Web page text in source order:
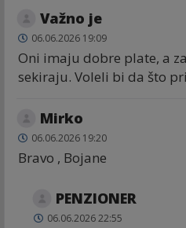
Važno je
06.06.2026 19:09
Oni imaju dobre plate, a
sekiraju. Voleli bi da što
Mirko
06.06.2026 19:20
Bravo , Bojane
PENZIONER
06.06.2026 22:55